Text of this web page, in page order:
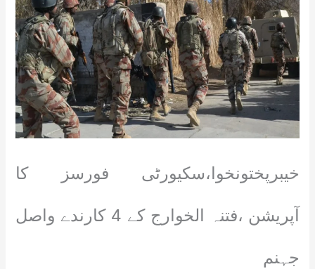
خیبرپختونخوا،سکیورٹی فورسز کا
آپریشن ،فتنہ الخوارج کے 4 کارندے واصل
جہنم